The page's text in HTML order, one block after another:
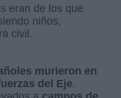
eran de los que
niños,
civil.
murieron en
del Eje.